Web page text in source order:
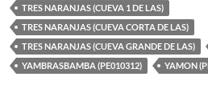
TRES NARANJAS (CUEVA 1 DE LAS)
TRES NARANJAS (CUEVA CORTA DE LAS)
TRES NARANJAS (CUEVA GRANDE DE LAS)
YAMBRASBAMBA (PE010312)
YAMON